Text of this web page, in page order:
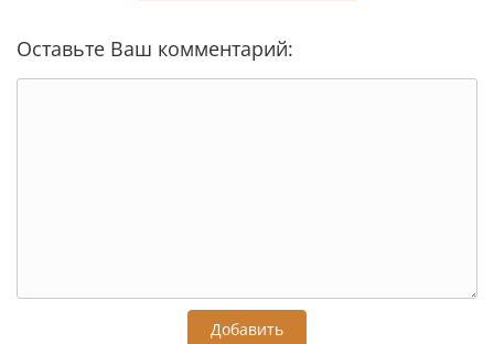
Оставьте Ваш комментарий:
Добавить